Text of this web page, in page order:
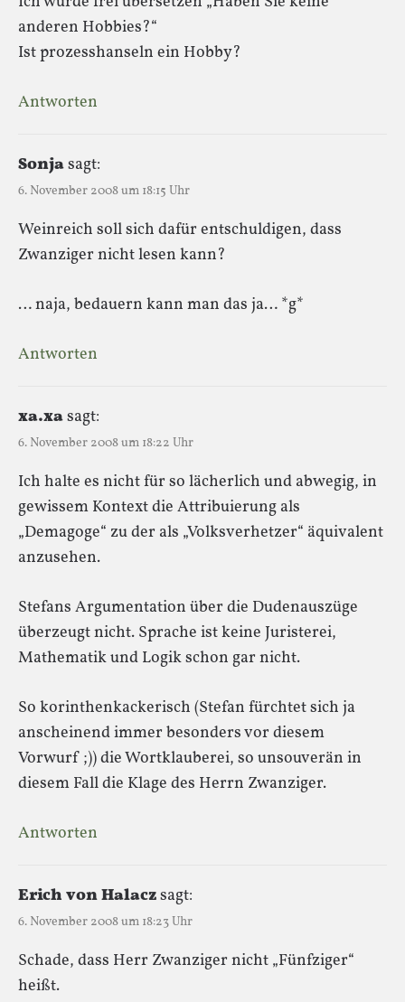
anderen Hobbies?“
Ist prozesshanseln ein Hobby?
Antworten
Sonjasagt:
6. November 2008 um 18:15 Uhr
Weinreich soll sich dafür entschuldigen, dass
Zwanziger nicht lesen kann?
… naja, bedauern kann man das ja… *g*
Antworten
ха.хasagt:
6. November 2008 um 18:22 Uhr
Ich halte es nicht für so lächerlich und abwegig, in
gewissem Kontext die Attribuierung als
„Demagoge“ zu der als „Volksverhetzer“ äquivalent
anzusehen.
Stefans Argumentation über die Dudenauszüge
überzeugt nicht. Sprache ist keine Juristerei,
Mathematik und Logik schon gar nicht.
So korinthenkackerisch (Stefan fürchtet sich ja
anscheinend immer besonders vor diesem
Vorwurf ;)) die Wortklauberei, so unsouverän in
diesem Fall die Klage des Herrn Zwanziger.
Antworten
Erich von Halaczsagt:
6. November 2008 um 18:23 Uhr
Schade, dass Herr Zwanziger nicht „Fünfziger“
heißt.